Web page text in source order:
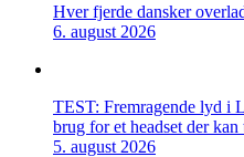
Hver fjerde dansker
6. august 2026
TEST: Fremragende lyd i
brug for et headset der kan
5. august 2026